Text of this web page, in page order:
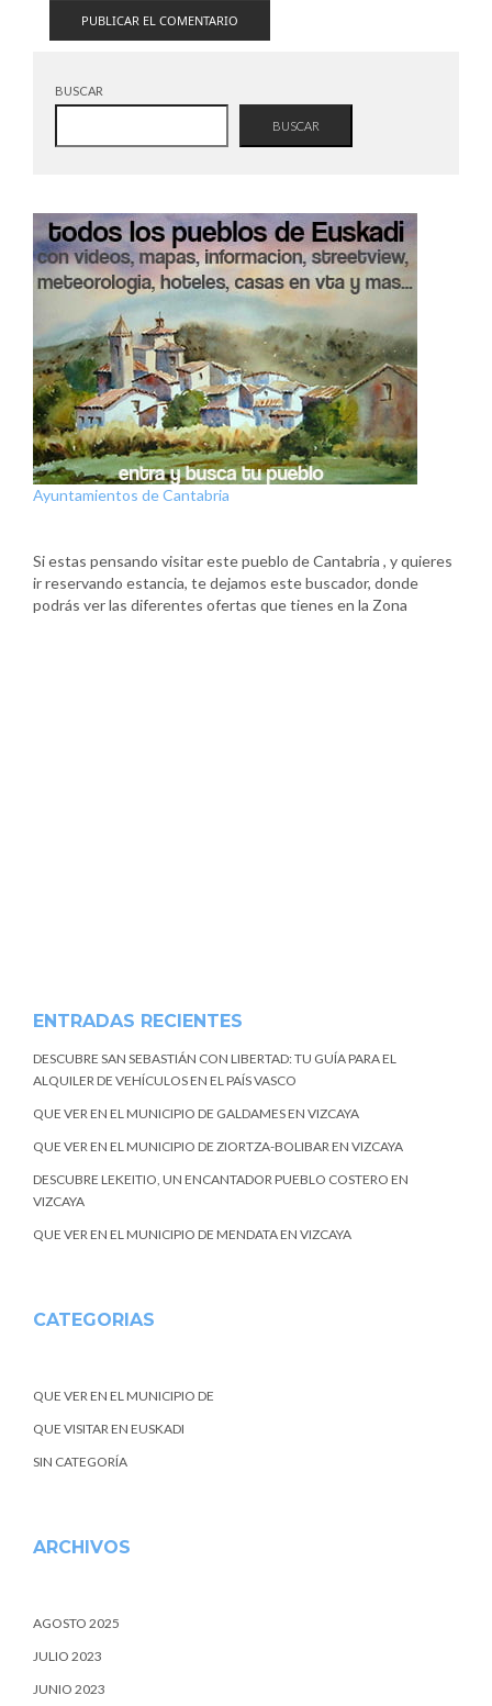
BUSCAR
BUSCAR
Ayuntamientos de Cantabria
Si estas pensando visitar este pueblo de Cantabria , y quieres
ir reservando estancia, te dejamos este buscador, donde
podrás ver las diferentes ofertas que tienes en la Zona
ENTRADAS RECIENTES
DESCUBRE SAN SEBASTIÁN CON LIBERTAD: TU GUÍA PARA EL
ALQUILER DE VEHÍCULOS EN EL PAÍS VASCO
QUE VER EN EL MUNICIPIO DE GALDAMES EN VIZCAYA
QUE VER EN EL MUNICIPIO DE ZIORTZA-BOLIBAR EN VIZCAYA
DESCUBRE LEKEITIO, UN ENCANTADOR PUEBLO COSTERO EN
VIZCAYA
QUE VER EN EL MUNICIPIO DE MENDATA EN VIZCAYA
CATEGORIAS
QUE VER EN EL MUNICIPIO DE
QUE VISITAR EN EUSKADI
SIN CATEGORÍA
ARCHIVOS
AGOSTO 2025
JULIO 2023
JUNIO 2023